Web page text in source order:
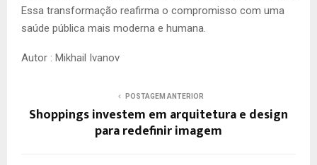
Essa transformação reafirma o compromisso com uma
saúde pública mais moderna e humana.
P
Autor : Mikhail Ivanov
POSTAGEM ANTERIOR
Shoppings investem em arquitetura e design
para redefinir imagem